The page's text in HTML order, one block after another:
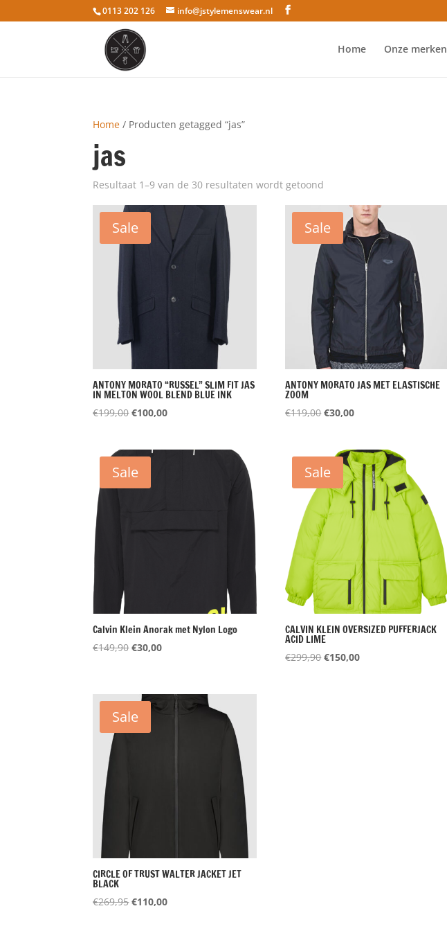
0113 202 126 info@jstylemenswear.nl
Home Onze merken
Home / Producten getagged “jas”
jas
Resultaat 1–9 van de 30 resultaten wordt getoond
Sale
ANTONY MORATO “RUSSEL” SLIM FIT JAS
IN MELTON WOOL BLEND BLUE INK
€199,00Oorspronkelijke
€199,00.
€100,00Huidige
€100,00.
Sale
ANTONY MORATO JAS MET ELASTISCHE
ZOOM
€119,00Oorspronkelijke
€119,00.
€30,00Huidige
€30,00.
Sale
Calvin Klein Anorak met Nylon Logo
€149,90Oorspronkelijke
€149,90.
€30,00Huidige
€30,00.
Sale
CALVIN KLEIN OVERSIZED PUFFERJACK
ACID LIME
€299,90Oorspronkelijke
€150,00Huidige
Sale
CIRCLE OF TRUST WALTER JACKET JET
BLACK
€269,95Oorspronkelijke
€110,00Huidige